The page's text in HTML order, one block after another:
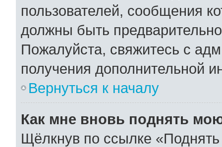
пользователей, сообщения
должны быть
Пожалуйста, свяжитесь с
получения дополнительной
Вернуться к началу
Как мне вновь поднять
Щёлкнув по ссылке